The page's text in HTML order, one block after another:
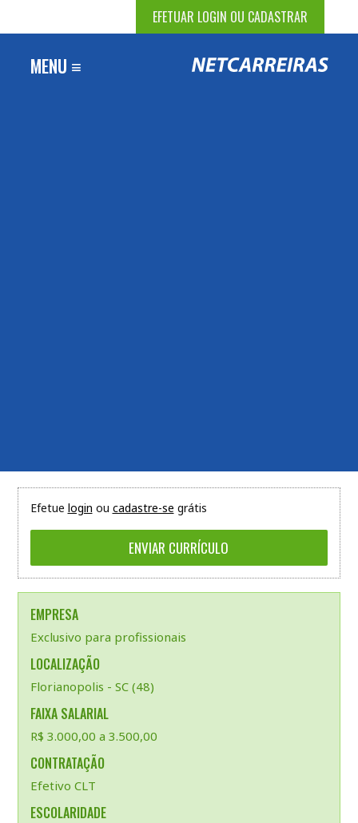
EFETUAR LOGIN OU CADASTRAR
MENU ≡
Efetue login ou cadastre-se grátis
EMPRESA
Exclusivo para profissionais
LOCALIZAÇÃO
Florianopolis - SC (48)
FAIXA SALARIAL
R$ 3.000,00 a 3.500,00
CONTRATAÇÃO
Efetivo CLT
ESCOLARIDADE